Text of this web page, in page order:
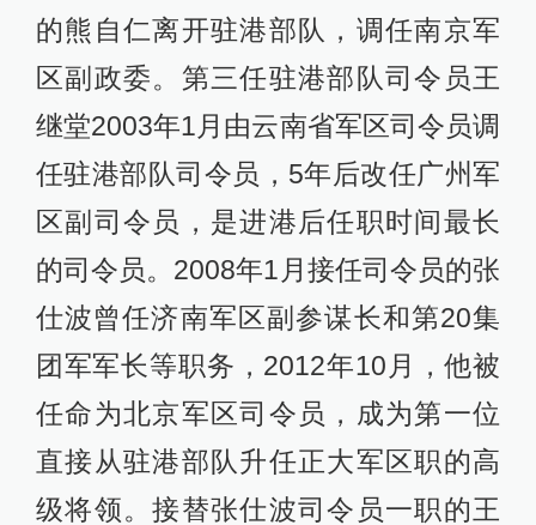
的熊自仁离开驻港部队，调任南京军
区副政委。第三任驻港部队司令员王
继堂2003年1月由云南省军区司令员调
任驻港部队司令员，5年后改任广州军
区副司令员，是进港后任职时间最长
的司令员。2008年1月接任司令员的张
仕波曾任济南军区副参谋长和第20集
团军军长等职务，2012年10月，他被
任命为北京军区司令员，成为第一位
直接从驻港部队升任正大军区职的高
级将领。接替张仕波司令员一职的王